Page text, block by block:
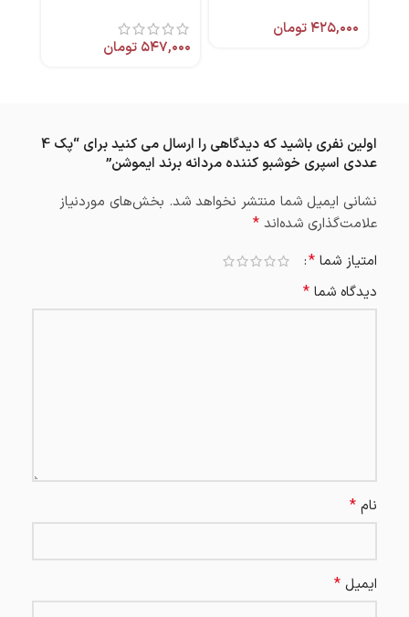
مشکی 300 میل فولیکا
۴۲۵,۰۰۰تومان
اکسپرتیج
۵۴۷,۰۰۰ تومان
اولین نفری باشید که دیدگاهی را ارسال می کنید برای “پک 4
عددی اسپری خوشبو کننده مردانه برند ایموشن”
نشانی ایمیل شما منتشر نخواهد شد. بخش‌های موردنیاز
علامت‌گذاری شده‌اند *
امتیاز شما *
دیدگاه شما *
نام *
ایمیل *